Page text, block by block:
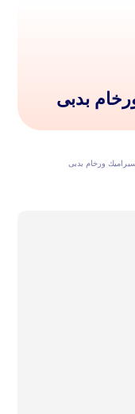
بدبى
ورخام بدبى